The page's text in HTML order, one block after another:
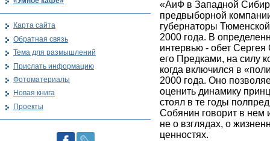
«АиФ в Западной
предвыборной
губернаторы
2000 года. В
интервью - обет
его Предками, на силу
когда включился в
2000 года. Оно
оценить динамику
стоял в те годы
Собянин говорит в нем
не о взглядах, о
ценностях.
Карта сайта
Обратная связь
Тема для размышлений
Прислать информацию
Фотоматериалы
Новая книга
Проекты